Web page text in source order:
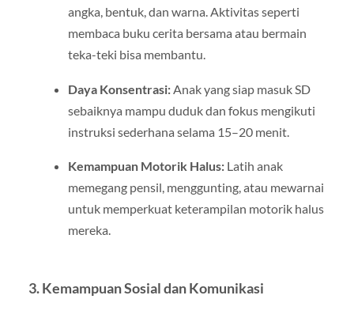
angka, bentuk, dan warna. Aktivitas seperti
membaca buku cerita bersama atau bermain
teka-teki bisa membantu.
Daya Konsentrasi:Anak yang siap masuk SD
sebaiknya mampu duduk dan fokus mengikuti
instruksi sederhana selama 15–20 menit.
Kemampuan Motorik Halus:Latih anak
memegang pensil, menggunting, atau mewarnai
untuk memperkuat keterampilan motorik halus
mereka.
3.Kemampuan Sosial dan Komunikasi